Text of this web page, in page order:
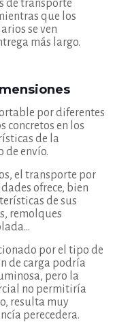
de transporte
que los
se ven
más largo.
por diferentes
concretos en los
de la
de envío.
el transporte por
ofrece, bien
de sus
remolques
por el tipo de
de carga podría
pero la
no permitiría
resulta muy
perecedera.